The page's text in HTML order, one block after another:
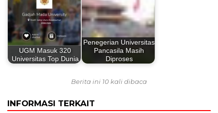
UGM Masuk 320
Universitas Top Dunia
Penegerian Universitas
Pancasila Masih
Diproses
Berita ini 10 kali dibaca
INFORMASI TERKAIT